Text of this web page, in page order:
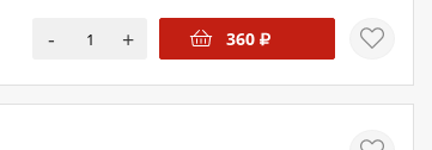
- + 360